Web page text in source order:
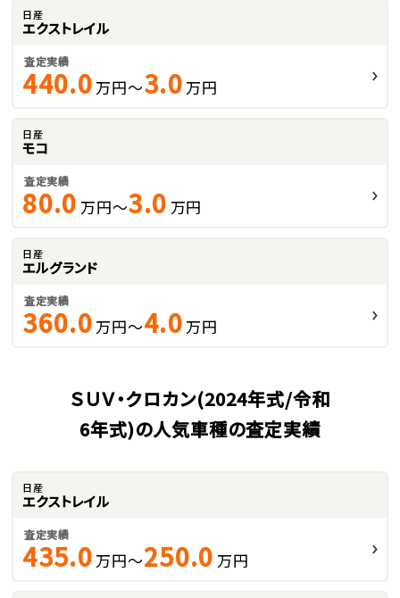
日産
エクストレイル
査定実績
440.0 万円～3.0 万円
日産
モコ
査定実績
80.0 万円～3.0 万円
日産
エルグランド
査定実績
360.0 万円～4.0 万円
ＳＵＶ・クロカン(2024年式/令和
6年式)の人気車種の査定実績
日産
エクストレイル
査定実績
435.0 万円～250.0 万円